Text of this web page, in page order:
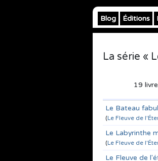
Blog Éditions
La série «
19
Le Bateau
(Le Fleuve de
Le Labyrinthe
(Le Fleuve de
Le Fleuve de